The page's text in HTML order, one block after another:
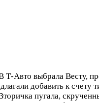
Авто выбрала Весту,
добавить к
пугала,